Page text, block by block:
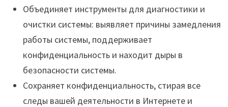
Объединяет инструменты для диагностики и
очистки системы: выявляет причины замедления
работы системы, поддерживает
конфиденциальность и находит дыры в
безопасности системы.
Сохраняет конфиденциальность, стирая все
следы вашей деятельности в Интернете и